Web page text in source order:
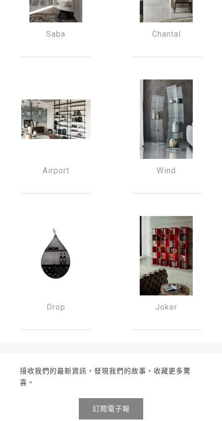
Saba Chantal
Airport Wind
Drop Joker
接收我們的最新資訊，發現我們的故事，收藏更多驚
喜。
訂閱電子報